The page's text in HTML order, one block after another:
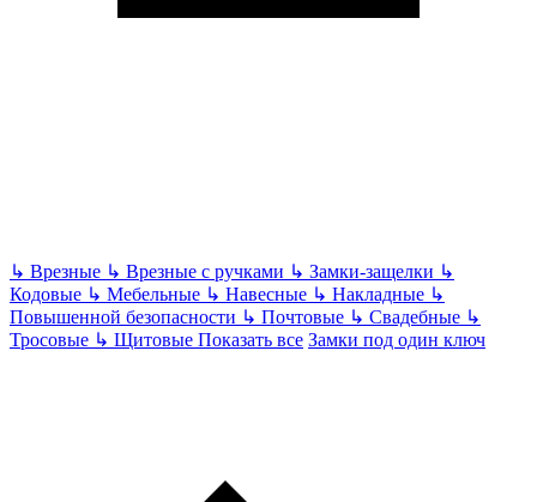
↳ Врезные ↳ Врезные с ручками ↳ Замки-защелки ↳
Кодовые ↳ Мебельные ↳ Навесные ↳ Накладные ↳
Повышенной безопасности ↳ Почтовые ↳ Свадебные ↳
Тросовые ↳ Щитовые Показать все Замки под один ключ